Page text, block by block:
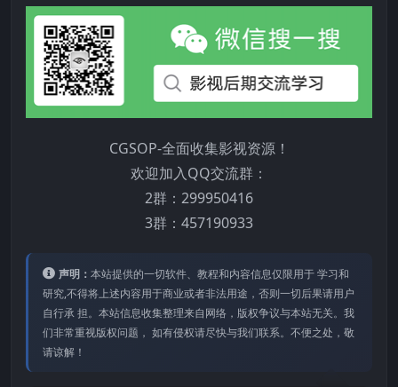
CGSOP-全面收集影视资源！
欢迎加入QQ交流群：
2群：299950416
3群：457190933
声明： 本站提供的⼀切软件、教程和内容信息仅限⽤于 学习和
研究,不得将上述内容⽤于商业或者⾮法⽤途，否则⼀切后果请⽤户
⾃⾏承 担。本站信息收集整理来⾃⽹络，版权争议与本站⽆关。我
们⾮常重视版权问题， 如有侵权请尽快与我们联系。不便之处，敬
请谅解！